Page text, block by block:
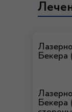
Бекера
Бекера